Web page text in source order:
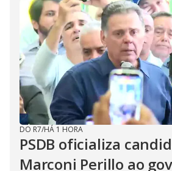
DO R7/HÁ 1 HORA
PSDB oficializa
Marconi Perillo ao